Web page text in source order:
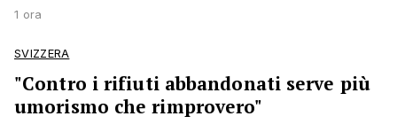
1 ora
SVIZZERA
"Contro i rifiuti abbandonati serve più
umorismo che rimprovero"